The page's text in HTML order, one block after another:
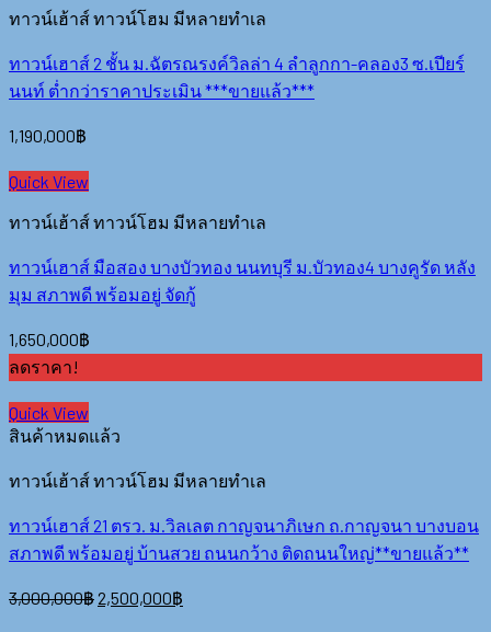
ทาวน์เฮ้าส์ ทาวน์โฮม มีหลายทำเล
ทาวน์เฮาส์ 2 ชั้น ม.ฉัตรณรงค์วิลล่า 4 ลำลูกกา-คลอง3 ซ.เปียร์
นนท์ ต่ำกว่าราคาประเมิน ***ขายแล้ว***
1,190,000฿
Quick View
ทาวน์เฮ้าส์ ทาวน์โฮม มีหลายทำเล
ทาวน์เฮาส์ มือสอง บางบัวทอง นนทบุรี ม.บัวทอง4 บางคูรัด หลัง
มุม สภาพดี พร้อมอยู่ จัดกู้
1,650,000฿
ลดราคา!
Quick View
สินค้าหมดแล้ว
ทาวน์เฮ้าส์ ทาวน์โฮม มีหลายทำเล
ทาวน์เฮาส์ 21 ตรว. ม.วิลเลต กาญจนาภิเษก ถ.กาญจนา บางบอน
สภาพดี พร้อมอยู่ บ้านสวย ถนนกว้าง ติดถนนใหญ่**ขายแล้ว**
3,000,000฿2,500,000฿